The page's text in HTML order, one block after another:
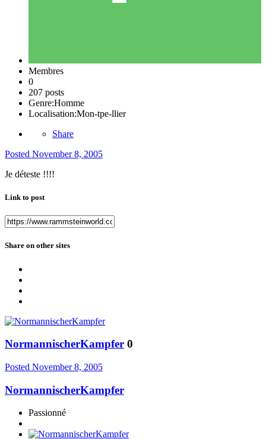
Membres
0
207 posts
Genre:Homme
Localisation:Mon-tpe-llier
Share
Posted November 8, 2005
Je déteste !!!!
Link to post
Share on other sites
NormannischerKampfer 0
Posted November 8, 2005
NormannischerKampfer
Passionné